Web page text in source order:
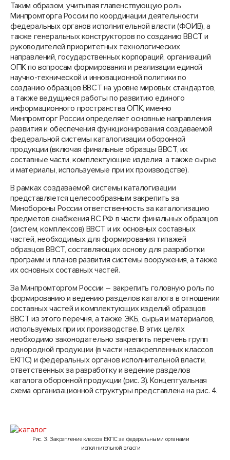
Таким образом, учитывая главенствующую роль
Минпромторга России по координации деятельности
федеральных органов исполнительной власти (ФОИВ), а
также генеральных конструкторов по созданию ВВСТ и
руководителей приоритетных технологических
направлений, государственных корпораций, организаций
ОПК по вопросам формирования и реализации единой
научно-технической и инновационной политики по
созданию образцов ВВСТ на уровне мировых стандартов,
а также ведущиеся работы по развитию единого
информационного пространства ОПК, именно
Минпромторг России определяет основные направления
развития и обеспечения функционирования создаваемой
федеральной системы каталогизации оборонной
продукции (включая финальные образцы ВВСТ, их
составные части, комплектующие изделия, а также сырье
и материалы, используемые при их производстве).
В рамках создаваемой системы каталогизации
представляется целесообразным закрепить за
Минобороны России ответственность за каталогизацию
предметов снабжения ВС РФ в части финальных образцов
(систем, комплексов) ВВСТ и их основных составных
частей, необходимых для формирования типажей
образцов ВВСТ, составляющих основу для разработки
программ и планов развития системы вооружения, а также
их основных составных частей.
За Минпромторгом России – закрепить головную роль по
формированию и ведению разделов каталога в отношении
составных частей и комплектующих изделий образцов
ВВСТ из этого перечня, а также ЭКБ, сырья и материалов,
используемых при их производстве. В этих целях
необходимо законодательно закрепить перечень групп
однородной продукции (в части незакрепленных классов
ЕКПС) и федеральных органов исполнительной власти,
ответственных за разработку и ведение разделов
каталога оборонной продукции (рис. 3). Концептуальная
схема организационной структуры представлена на рис. 4.
Рис. 3. Закрепление классов ЕКПС за федеральными органами
исполнительной власти